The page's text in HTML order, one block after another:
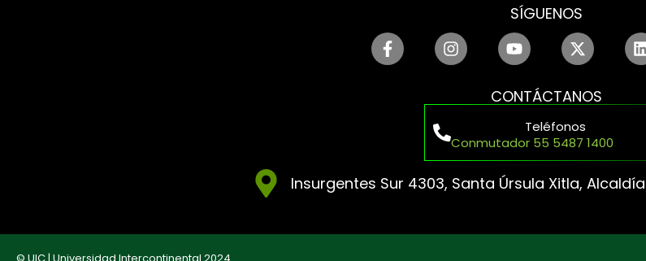
SÍGUENOS
CONTÁCTANOS
Teléfonos
Conmutador 55 5487 1400
Insurgentes Sur 4303, Santa Úrsula Xitla,